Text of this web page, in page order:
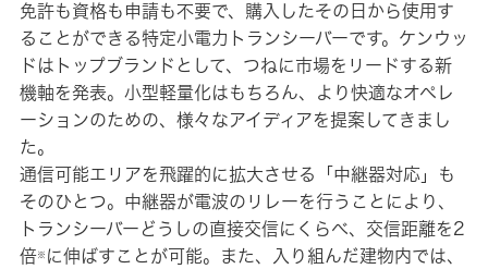
免許も資格も申請も不要で、購入したその日から使用す
ることができる特定小電力トランシーバーです。ケンウッ
ドはトップブランドとして、つねに市場をリードする新
機軸を発表。小型軽量化はもちろん、より快適なオペレ
ーションのための、様々なアイディアを提案してきまし
た。
通信可能エリアを飛躍的に拡大させる「中継器対応」も
そのひとつ。中継器が電波のリレーを行うことにより、
トランシーバーどうしの直接交信にくらべ、交信距離を2
倍※ に伸ばすことが可能。また、入り組んだ建物内では、